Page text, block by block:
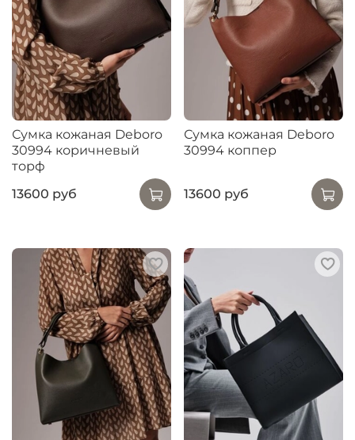
Сумка кожаная Deboro
30994 коричневый
торф
13600 руб
Сумка кожаная Deboro
30994 коппер
13600 руб